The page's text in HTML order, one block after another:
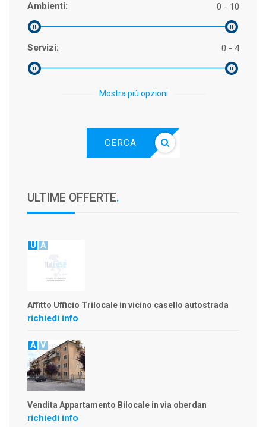
Ambienti: 0 - 10
Servizi: 0 - 4
Mostra più opzioni
CERCA
ULTIME OFFERTE.
U A
Affitto Ufficio Trilocale in vicino casello autostrada
richiedi info
A V
Vendita Appartamento Bilocale in via oberdan
richiedi info